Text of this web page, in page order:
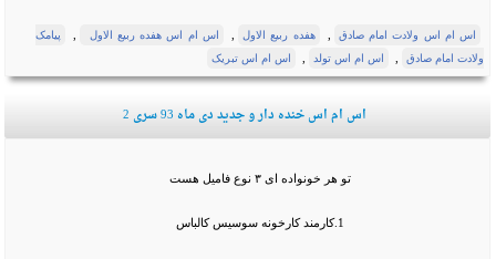
اس ام اس ولادت امام صادق هفده ربیع الاول اس ام اس هفده ربیع الاول
پیامک
ولادت امام صادق
اس ام اس تولد اس ام اس تبریک
اس ام اس خنده دار و جدید دی ماه 93 سری 2
تو هر خونواده ای ۳ نوع فامیل هست
1.کارمند کارخونه سوسیس کالباس